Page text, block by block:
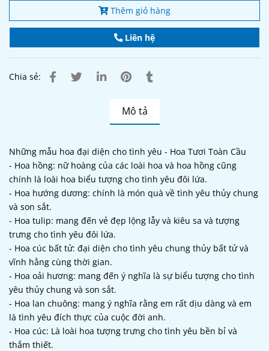
Thêm giỏ hàng
Liên hệ
Chia sẻ:
Mô tả
Những mẫu hoa đại diện cho tình yêu - Hoa Tươi Toàn Cầu
- Hoa hồng: nữ hoàng của các loài hoa và hoa hồng cũng
chính là loài hoa biểu tượng cho tình yêu đôi lứa.
- Hoa hướng dương: chính là món quà về tình yêu thủy chung
và son sắt.
- Hoa tulip: mang đến vẻ đẹp lộng lẫy và kiêu sa và tượng
trưng cho tình yêu đôi lứa.
- Hoa cúc bất tử: đại diện cho tình yêu chung thủy bất tử và
vĩnh hằng cùng thời gian.
- Hoa oải hương: mang đến ý nghĩa là sự biểu tượng cho tình
yêu thủy chung và son sắt.
- Hoa lan chuông: mang ý nghĩa rằng em rất dịu dàng và em
là tình yêu đích thực của cuộc đời anh.
- Hoa cúc: Là loài hoa tượng trưng cho tình yêu bền bỉ và
thắm thiết.